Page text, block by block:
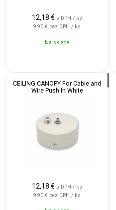
12,18 € s DPH / ks
9,90 € bez DPH / ks
Na sklade
CEILING CANOPY For Cable and
Wire Push In White
12,18 € s DPH / ks
9,90 € bez DPH / ks